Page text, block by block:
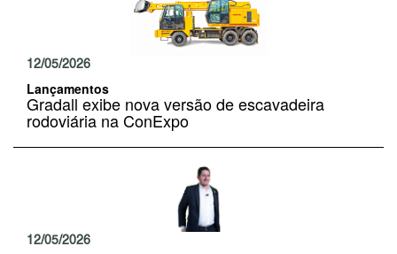
12/05/2026
Lançamentos
Gradall exibe nova versão de escavadeira
rodoviária na ConExpo
12/05/2026